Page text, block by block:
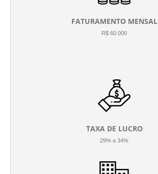
FATURAMENTO MENSAL
R$ 60.000
TAXA DE LUCRO
29% a 34%